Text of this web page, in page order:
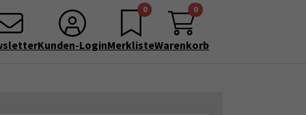
Kunden-Login
0
Merkliste
0
Warenkorb